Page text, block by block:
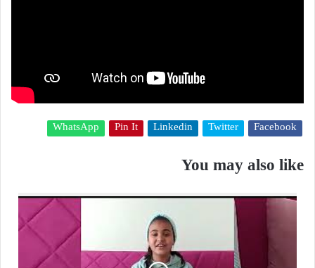
Facebook
Twitter
Linkedin
Pin It
WhatsApp
You may also like